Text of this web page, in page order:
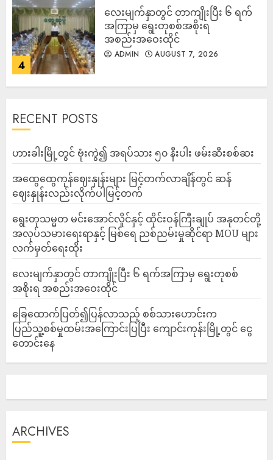
4
လေးမျက်နှာတွင် တာကျိုးပြီး ၆ ရက်
အကြာမှ ရွေးတုစစ်အစိုးရ
အစည်းအဝေးထိုင်
ADMIN AUGUST 7, 2026
RECENT POSTS
ဟားခါးမြို့တွင် ဗုံးကွဲ၍ အရပ်သား ၅၀ နီးပါး ဖမ်းဆီးစစ်ဆး
အထွေထွေကုန်ဈေးနှုန်းများ မြင့်တက်လာချိန်တွင် ဆန်
ဈေးနှုန်းလည်းလိုက်ပါမြင့်တက်
ရွေးတုသမ္မတ မင်းအောင်လှိုင်နှင့် ထိုင်းဝန်ကြီးချုပ် အနုတင်တို့
အလုပ်သမားရေးရာနှင့် မြစ်ရေ ညစ်ညမ်းမှုဆိုင်ရာ MOU များ
လက်မှတ်ရေးထိုး
လေးမျက်နှာတွင် တာကျိုးပြီး ၆ ရက်အကြာမှ ရွေးတုစစ်
အစိုးရ အစည်းအဝေးထိုင်
ခြေထောက်ပြတ်၍ပြန်လာသည့် စစ်သားဟောင်းက
ပြည်သူ့စစ်မှုထမ်းအကြောင်းပြပြီး ကျောင်းကုန်းမြို့တွင် ငွေ
တောင်းနေ
ARCHIVES